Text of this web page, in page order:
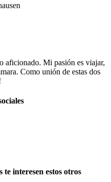
aficionado. Mi pasión es viajar,
Como unión de estas dos
te interesen estos otros